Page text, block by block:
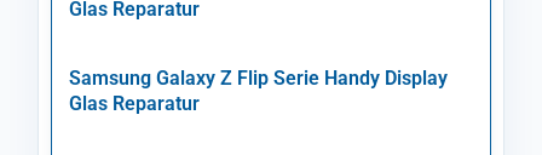
Glas Reparatur
Samsung Galaxy Z Flip Serie Handy Display
Glas Reparatur